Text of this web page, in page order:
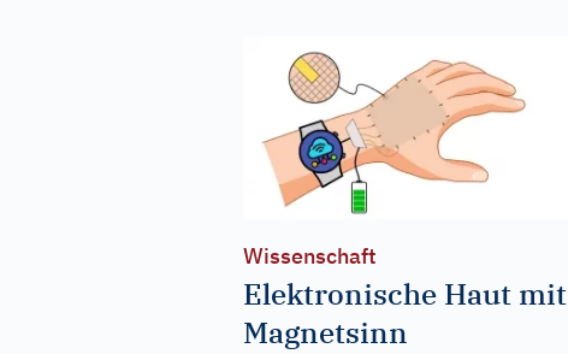
Wissenschaft
Elektronische Haut mit
Magnetsinn